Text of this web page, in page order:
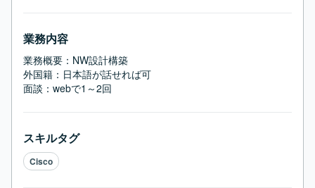
業務内容
業務概要：NW設計構築
外国籍：日本語が話せれば可
面談：webで1～2回
スキルタグ
Cisco